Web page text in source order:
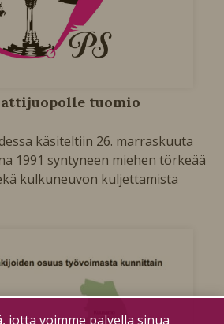
tuomio
käsiteltiin 26. marraskuuta
1991 syntyneen miehen törkeää
kulkuneuvon kuljettamista
jotta voimme palvella sinua